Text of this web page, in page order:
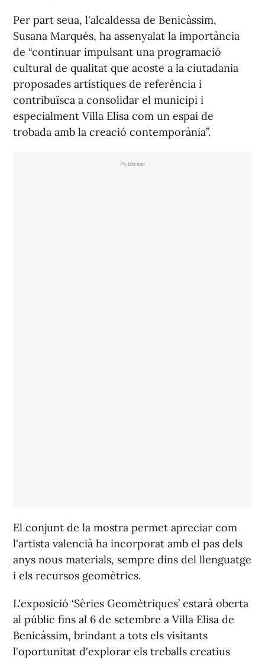
Per part seua, l'alcaldessa de Benicàssim,
Susana Marqués, ha assenyalat la importància
de “continuar impulsant una programació
cultural de qualitat que acoste a la ciutadania
proposades artístiques de referència i
contribuïsca a consolidar el municipi i
especialment Villa Elisa com un espai de
trobada amb la creació contemporània”.
El conjunt de la mostra permet apreciar com
l'artista valencià ha incorporat amb el pas dels
anys nous materials, sempre dins del llenguatge
i els recursos geomètrics.
L'exposició ‘Sèries Geomètriques’ estarà oberta
al públic fins al 6 de setembre a Villa Elisa de
Benicàssim, brindant a tots els visitants
l'oportunitat d'explorar els treballs creatius